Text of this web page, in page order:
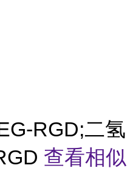
RGD;二氢
查看相似